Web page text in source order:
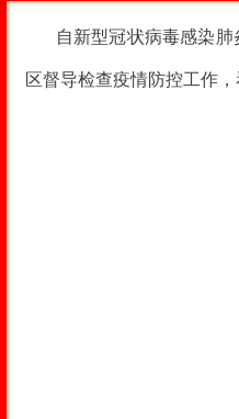
自新型冠状病毒感染
区督导检查疫情防控工作